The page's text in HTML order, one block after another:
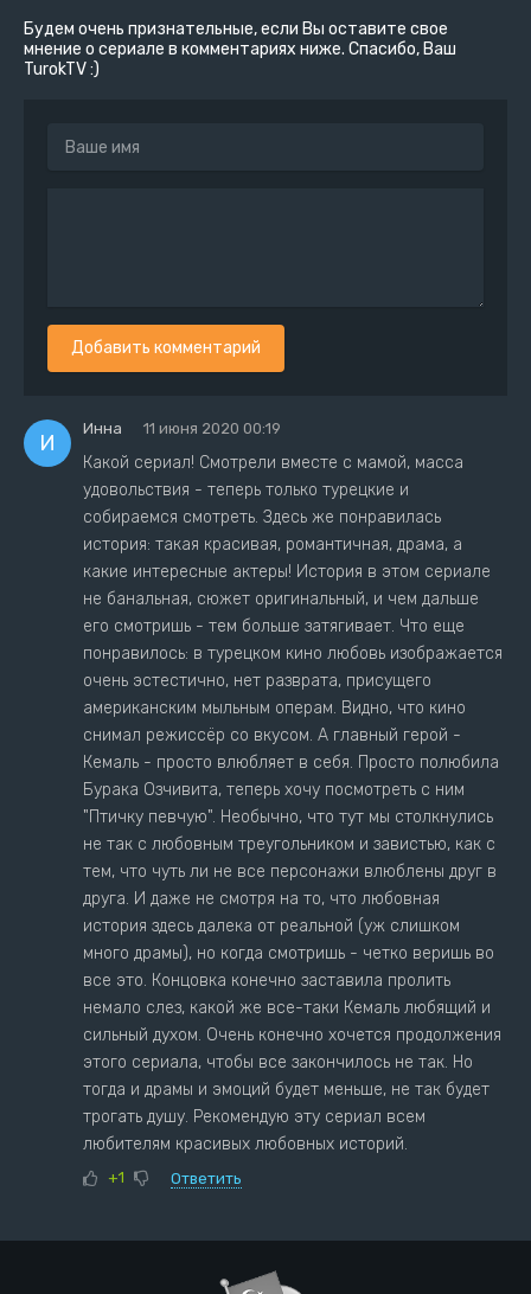
Будем очень признательные, если Вы оставите свое
мнение о сериале в комментариях ниже. Спасибо, Ваш
TurokTV :)
Добавить комментарий
И
Инна 11 июня 2020 00:19
Какой сериал! Смотрели вместе с мамой, масса
удовольствия - теперь только турецкие и
собираемся смотреть. Здесь же понравилась
история: такая красивая, романтичная, драма, а
какие интересные актеры! История в этом сериале
не банальная, сюжет оригинальный, и чем дальше
его смотришь - тем больше затягивает. Что еще
понравилось: в турецком кино любовь изображается
очень эстестично, нет разврата, присущего
американским мыльным операм. Видно, что кино
снимал режиссёр со вкусом. А главный герой -
Кемаль - просто влюбляет в себя. Просто полюбила
Бурака Озчивита, теперь хочу посмотреть с ним
"Птичку певчую". Необычно, что тут мы столкнулись
не так с любовным треугольником и завистью, как с
тем, что чуть ли не все персонажи влюблены друг в
друга. И даже не смотря на то, что любовная
история здесь далека от реальной (уж слишком
много драмы), но когда смотришь - четко веришь во
все это. Концовка конечно заставила пролить
немало слез, какой же все-таки Кемаль любящий и
сильный духом. Очень конечно хочется продолжения
этого сериала, чтобы все закончилось не так. Но
тогда и драмы и эмоций будет меньше, не так будет
трогать душу. Рекомендую эту сериал всем
любителям красивых любовных историй.
+1 Ответить